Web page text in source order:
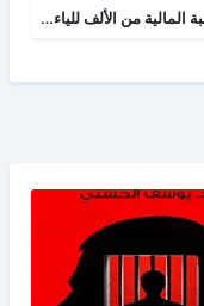
المحاسبة المالية من الألف للياء - الجزء الثاني